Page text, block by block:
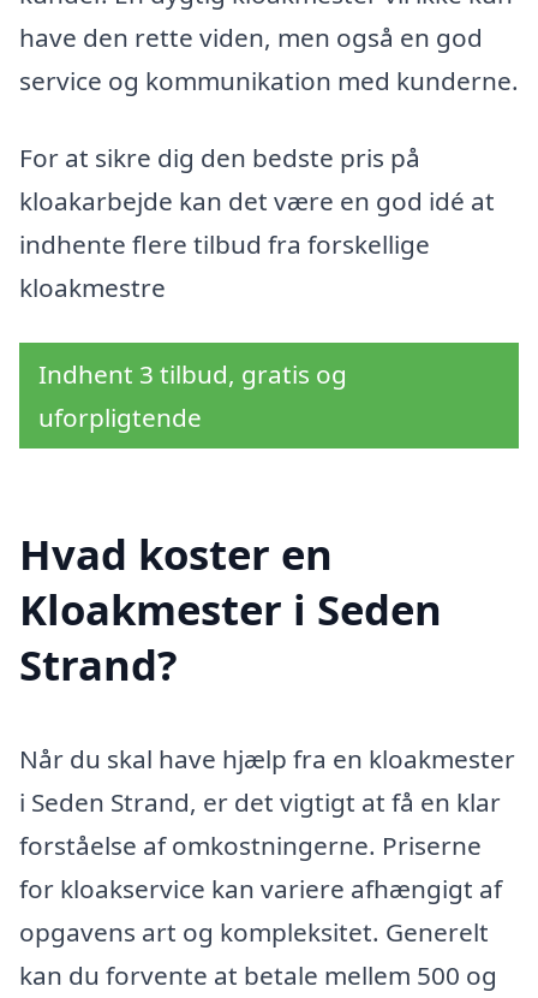
have den rette viden, men også en god
service og kommunikation med kunderne.
For at sikre dig den bedste pris på
kloakarbejde kan det være en god idé at
indhente flere tilbud fra forskellige
kloakmestre
Indhent 3 tilbud, gratis og
uforpligtende
Hvad koster en
Kloakmester i Seden
Strand?
Når du skal have hjælp fra en kloakmester
i Seden Strand, er det vigtigt at få en klar
forståelse af omkostningerne. Priserne
for kloakservice kan variere afhængigt af
opgavens art og kompleksitet. Generelt
kan du forvente at betale mellem 500 og